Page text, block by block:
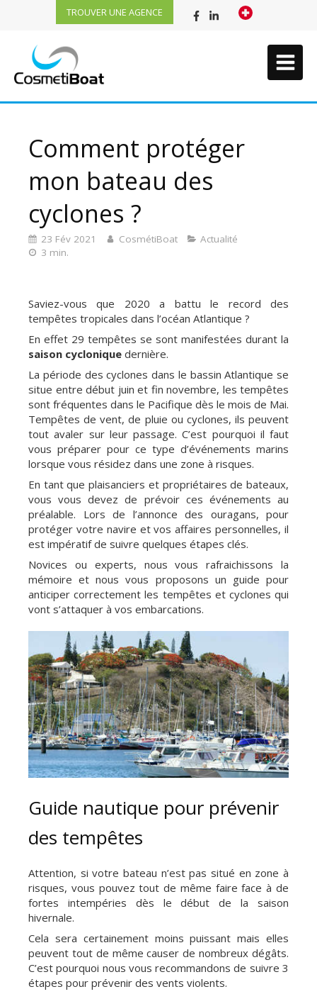
TROUVER UNE AGENCE
Comment protéger
mon bateau des
cyclones ?
23 Fév 2021 CosmétiBoat
Actualité
3 min.
Saviez-vous que 2020 a battu le record des
tempêtes tropicales dans l’océan Atlantique ?
En effet 29 tempêtes se sont manifestées durant la
saison cyclonique dernière.
La période des cyclones dans le bassin Atlantique se
situe entre début juin et fin novembre, les tempêtes
sont fréquentes dans le Pacifique dès le mois de Mai.
Tempêtes de vent, de pluie ou cyclones, ils peuvent
tout avaler sur leur passage. C’est pourquoi il faut
vous préparer pour ce type d’événements marins
lorsque vous résidez dans une zone à risques.
En tant que plaisanciers et propriétaires de bateaux,
vous vous devez de prévoir ces événements au
préalable. Lors de l’annonce des ouragans, pour
protéger votre navire et vos affaires personnelles, il
est impératif de suivre quelques étapes clés.
Novices ou experts, nous vous rafraichissons la
mémoire et nous vous proposons un guide pour
anticiper correctement les tempêtes et cyclones qui
vont s’attaquer à vos embarcations.
Guide nautique pour prévenir
des tempêtes
Attention, si votre bateau n’est pas situé en zone à
risques, vous pouvez tout de même faire face à de
fortes intempéries dès le début de la saison
hivernale.
Cela sera certainement moins puissant mais elles
peuvent tout de même causer de nombreux dégâts.
C’est pourquoi nous vous recommandons de suivre 3
étapes pour prévenir des vents violents.